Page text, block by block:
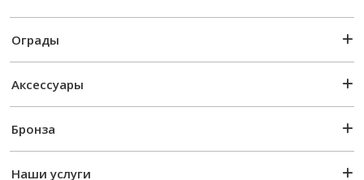
Ограды
Аксессуары
Бронза
Наши услуги